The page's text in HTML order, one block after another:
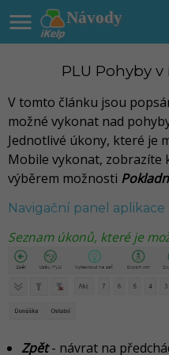
Návody

PLU Pohyby v
V tomto článku jsou
možné vykonat nad
Jednotlivé úkony, které je
Mobile vykonat, zobrazíte
výběrem možnosti
Navigační panel aplikace
Seznam úkonů, které je
Zpět- návrat na